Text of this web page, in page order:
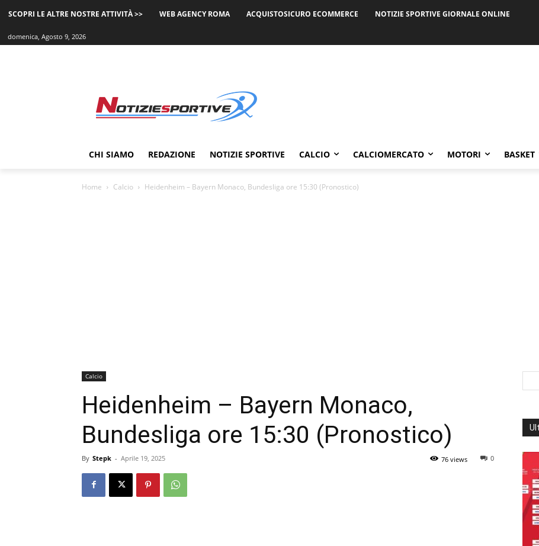
SCOPRI LE ALTRE NOSTRE ATTIVITÀ >> WEB AGENCY ROMA ACQUISTOSICURO ECOMMERCE NOTIZIE SPORTIVE GIORNALE ONLINE
domenica, Agosto 9, 2026
CHI SIAMO REDAZIONE NOTIZIE SPORTIVE CALCIO CALCIOMERCATO MOTORI BASKET
Home Calcio Heidenheim – Bayern Monaco, Bundesliga ore 15:30 (Pronostico)
Calcio
Heidenheim – Bayern Monaco,
Bundesliga ore 15:30 (Pronostico)
By Stepk - Aprile 19, 2025 0
76 views